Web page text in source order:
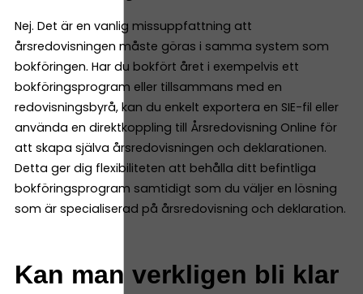
Nej. Det är en vanlig missuppfattning att
årsredovisningen måste göras i samma system som
bokföringen. Har du bokfört året i exempelvis ett
bokföringsprogram eller tillsammans med en
redovisningsbyrå, kan du enkelt exportera en SIE-fil eller
använda en direktkoppling till Årsredovisning Online för
att skapa själva årsredovisningen och deklarationen.
Detta ger dig flexibiliteten att behålla ditt befintliga
bokföringsprogram samtidigt som du väljer en lösning
som är specialiserad på årsredovisning och deklaration.
Kan man verkligen bli klar